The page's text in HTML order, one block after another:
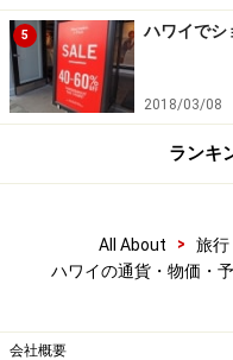
5 ハワイでシ
2018/03/08
ランキ
All About > 旅行
ハワイの通貨・物価・
会社概要